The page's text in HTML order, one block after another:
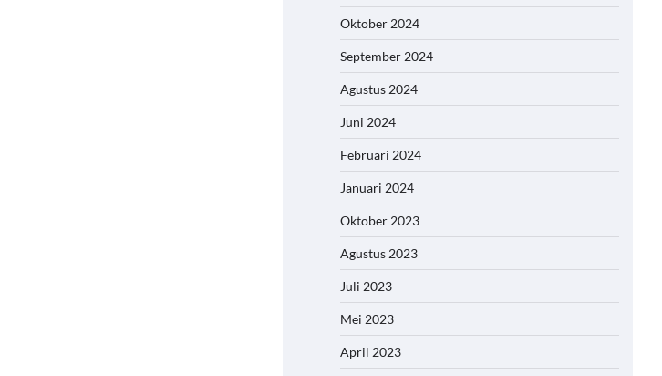
Oktober 2024
September 2024
Agustus 2024
Juni 2024
Februari 2024
Januari 2024
Oktober 2023
Agustus 2023
Juli 2023
Mei 2023
April 2023